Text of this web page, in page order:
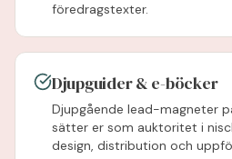
föredragstexter.
Djupguider & e-böcker
Djupgående lead-magneter
sätter er som auktoritet i
design, distribution och